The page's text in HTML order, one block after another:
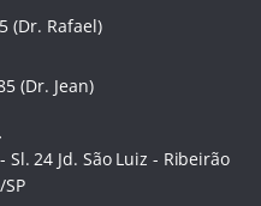
(Dr. Rafael)
(Dr. Jean)
Sl. 24 Jd. São Luiz - Ribeirão